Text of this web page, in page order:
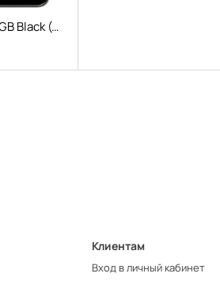
Blackview A95 8/128GB Black (Global)
Клиентам
Вход в личный кабинет